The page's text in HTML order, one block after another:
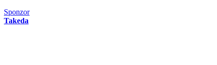
Sponzor
Takeda